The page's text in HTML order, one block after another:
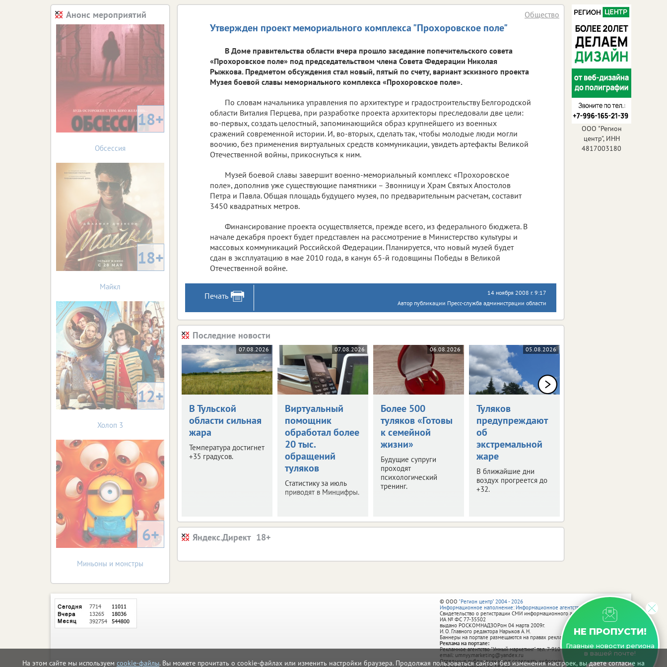
На этом сайте мы используем cookie-файлы. Вы можете прочитать о cookie-файлах или изменить настройки браузера. Продолжая пользоваться сайтом без изменения настроек, вы даете согласие на
Утвержден проект мемориального комплекса "Прохоровское поле"
Общество
В Доме правительства области вчера прошло заседание попечительского совета
«Прохоровское поле» под председательством члена Совета Федерации Николая
Рыжкова. Предметом обсуждения стал новый, пятый по счету, вариант эскизного проекта
Музея боевой славы мемориального комплекса «Прохоровское поле».
По словам начальника управления по архитектуре и градостроительству Белгородской
области Виталия Перцева, при разработке проекта архитекторы преследовали две цели:
во-первых, создать целостный, запоминающийся образ крупнейшего из военных
сражений современной истории. И, во-вторых, сделать так, чтобы молодые люди могли
воочию, без применения виртуальных средств коммуникации, увидеть артефакты Великой
Отечественной войны, прикоснуться к ним.
Музей боевой славы завершит военно-мемориальный комплекс «Прохоровское
поле», дополнив уже существующие памятники – Звонницу и Храм Святых Апостолов
Петра и Павла. Общая площадь будущего музея, по предварительным расчетам, составит
3450 квадратных метров.
Финансирование проекта осуществляется, прежде всего, из федерального бюджета. В
начале декабря проект будет представлен на рассмотрение в Министерство культуры и
массовых коммуникаций Российской Федерации. Планируется, что новый музей будет
сдан в эксплуатацию в мае 2010 года, в канун 65-й годовщины Победы в Великой
Отечественной войне.
Печать
14 ноября 2008 г. 9:17
Автор публикации Пресс-служба администрации области
Последние новости
07.08.2026
В Тульской
области сильная
жара
Температура достигнет
+35 градусов.
07.08.2026
Виртуальный
помощник
обработал более
20 тыс.
обращений
туляков
Статистику за июль
приводят в Минцифры.
06.08.2026
Более 500
туляков «Готовы
к семейной
жизни»
Будущие супруги
проходят
психологический
тренинг.
05.08.2026
Туляков
предупреждают
об
экстремальной
жаре
В ближайшие дни
воздух прогреется до
+32.
Яндекс.Директ
Анонс мероприятий
18+
Обсессия
18+
Майкл
12+
Холоп 3
6+
Миньоны и монстры
ООО "Регион
центр", ИНН
4817003180
НЕ ПРОПУСТИ!
Главные новости региона
в вашей почте!
© ООО "Регион центр" 2004 - 2026
Информационное наполнение: Информационное агентство vRossii.ru
Свидетельство о регистрации СМИ информационного агентства vRossii.ru
ИА № ФС 77‑35502
выдано РОСКОМНАДЗОРом 04 марта 2009г.
И. О. Главного редактора Нарыков А. Н.
Баннеры на портале размещаются на правах рекламы.
Реклама на портале:
Рекламное агентство "Умный маркетинг" тел. 7-910-267-70-40,
email: umnyy.marketing@yandex.ru
Отдельные публикации могут содержать информацию, не предназначенную